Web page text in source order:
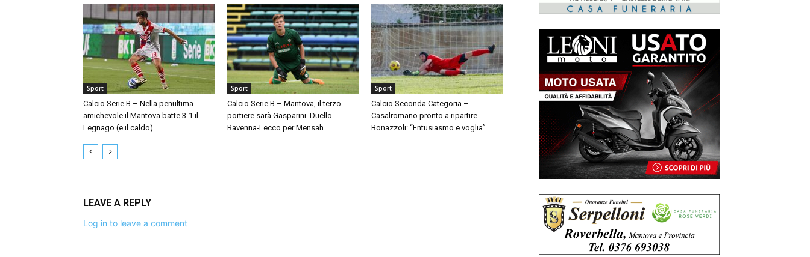
Sport
Calcio Serie B – Nella penultima
amichevole il Mantova batte 3-1 il
Legnago (e il caldo)
Sport
Calcio Serie B – Mantova, il terzo
portiere sarà Gasparini. Duello
Ravenna-Lecco per Mensah
Sport
Calcio Seconda Categoria –
Casalromano pronto a ripartire.
Bonazzoli: “Entusiasmo e voglia”
LEAVE A REPLY
Log in to leave a comment